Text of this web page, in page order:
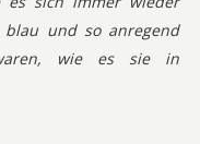
und so anregend
wie es sie in